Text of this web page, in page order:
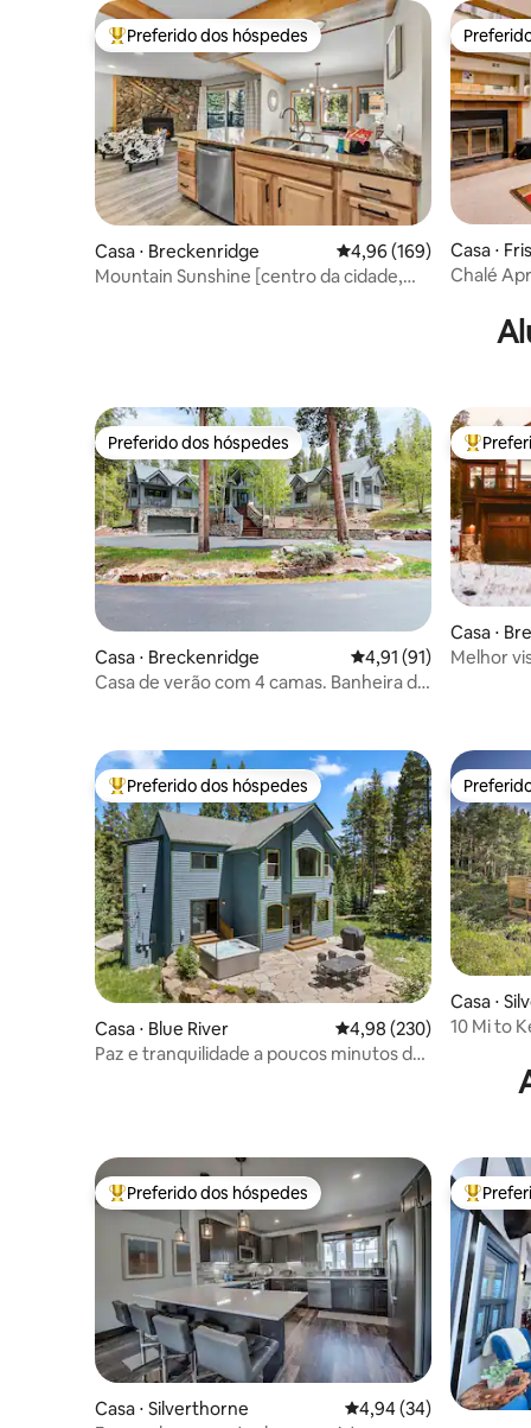
Entre os melhores preferidos dos hóspedes
Preferido dos hóspedes
Casa ⋅ Breckenridge 4,96 de uma avaliação
4,96 (169)
Mountain Sunshine [centro da cidade,
Casa ⋅
Chalé
banheiros
Preferido dos hóspedes
Preferido dos hóspedes
Casa ⋅ Breckenridge 4,91 de uma
4,91 (91)
Casa de verão com 4 camas. Banheira de
Entre
Casa ⋅
Melhor vista de
Entre os melhores preferidos dos hóspedes
Preferido dos hóspedes
Casa ⋅ Blue River 4,98 de uma avaliação
4,98 (230)
Paz e tranquilidade a poucos minutos de
Casa ⋅
10 Mi to
Entre os melhores preferidos dos hóspedes
Preferido dos hóspedes
Casa ⋅ Silverthorne 4,94 de uma avaliação
4,94 (34)
Entre